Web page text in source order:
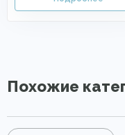
Похожие